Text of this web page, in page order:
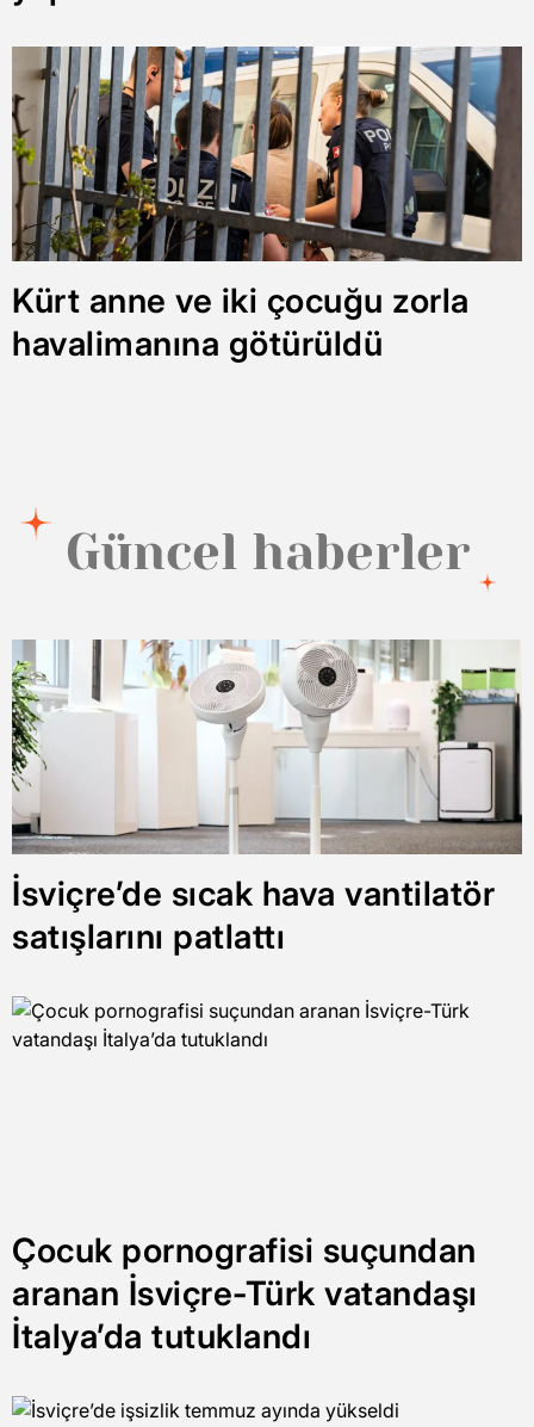
Kürt anne ve iki çocuğu zorla
havalimanına götürüldü
Güncel haberler
İsviçre’de sıcak hava vantilatör
satışlarını patlattı
Çocuk pornografisi suçundan
aranan İsviçre-Türk vatandaşı
İtalya’da tutuklandı